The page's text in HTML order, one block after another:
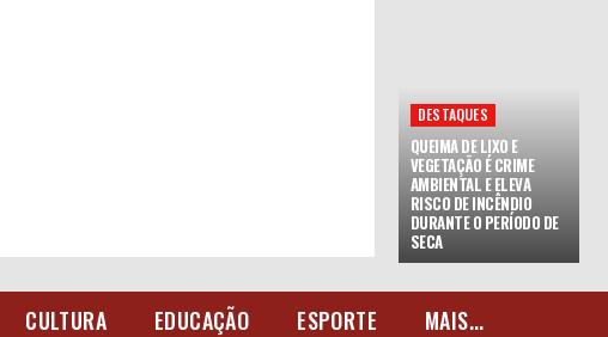
DESTAQUES
QUEIMA DE LIXO E
VEGETAÇÃO É CRIME
AMBIENTAL E ELEVA
RISCO DE INCÊNDIO
DURANTE O PERÍODO DE
SECA
CULTURA EDUCAÇÃO ESPORTE MAIS...